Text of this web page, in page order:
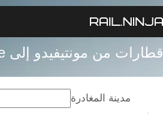
قطارات من مونتيفيدو إلى Punta del Este
مدينة المغادرة